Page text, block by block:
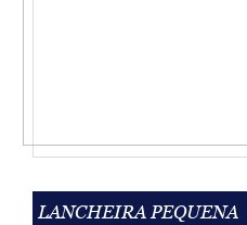
LANCHEIRA PEQUENA